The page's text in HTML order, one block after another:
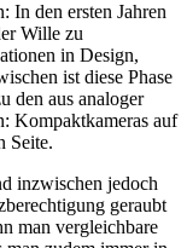
In den ersten Jahren
Wille zu
in Design,
ist diese Phase
den aus analoger
Kompaktkameras auf
Seite.
inzwischen jedoch
geraubt
man vergleichbare